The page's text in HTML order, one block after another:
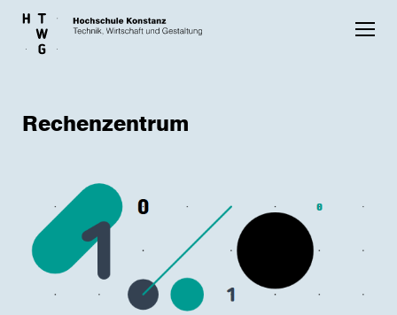
Skip to main content
Rechenzentrum